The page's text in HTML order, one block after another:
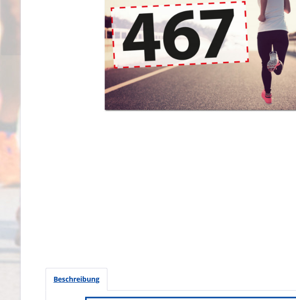
Beschreibung